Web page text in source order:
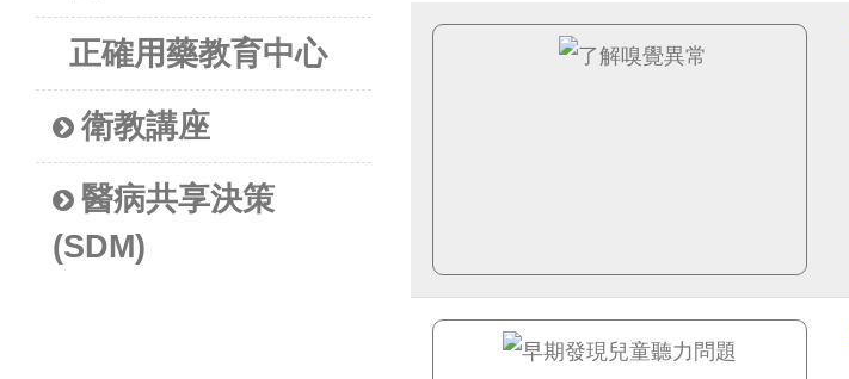
正確用藥教育中心
衛教講座
醫病共享決策
(SDM)